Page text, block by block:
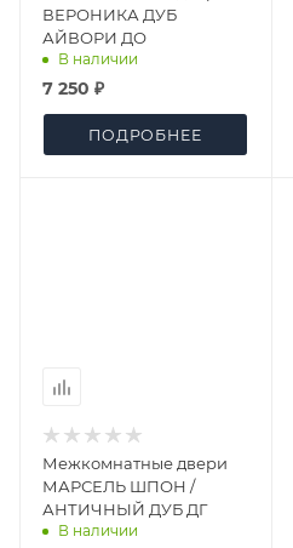
ВЕРОНИКА ДУБ
АЙВОРИ ДО
В наличии
7 250 ₽
ПОДРОБНЕЕ
Межкомнатные двери
МАРСЕЛЬ ШПОН /
АНТИЧНЫЙ ДУБ ДГ
В наличии